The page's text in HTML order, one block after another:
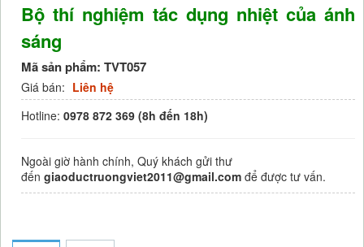
Bộ thí nghiệm tác dụng nhiệt của ánh
sáng
Mã sản phẩm: TVT057
Giá bán: Liên hệ
Hotline: 0978 872 369 (8h đến 18h)
Ngoài giờ hành chính, Quý khách gửi thư
đến giaoductruongviet2011@gmail.com để được tư vấn.